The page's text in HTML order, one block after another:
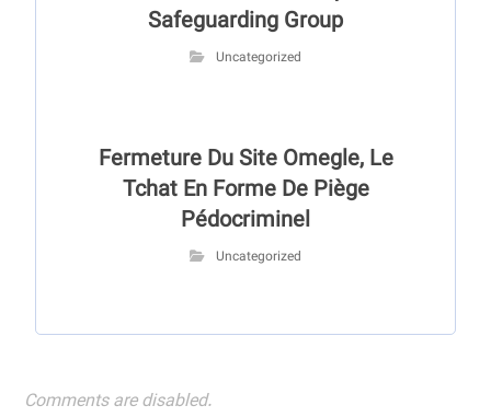
Safeguarding Group
Uncategorized
Fermeture Du Site Omegle, Le
Tchat En Forme De Piège
Pédocriminel
Uncategorized
Comments are disabled.